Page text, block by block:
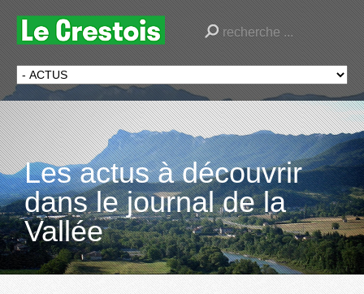
Les actus à découvrir
dans le journal de la
Vallée